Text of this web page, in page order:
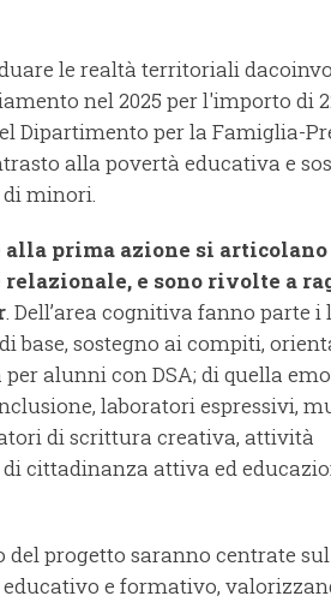
le realtà territoriali
nel 2025 per l'importo di
Dipartimento per la Famiglia-
alla povertà educativa e
minori.
prima azione si articolano
e sono rivolte a
. Dell’area cognitiva fanno parte
base, sostegno ai compiti,
alunni con DSA; di quella
laboratori espressivi,
di scrittura creativa, attività
cittadinanza attiva ed
progetto saranno centrate
e formativo,